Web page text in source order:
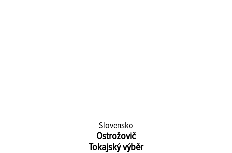
Slovensko
Ostrožovič
Tokajský výběr